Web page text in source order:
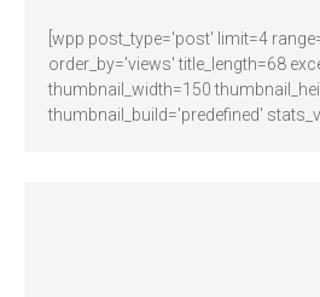
[wpp post_type='post' limit=4
order_by='views' title_length=68
thumbnail_width=150
thumbnail_build='predefined'